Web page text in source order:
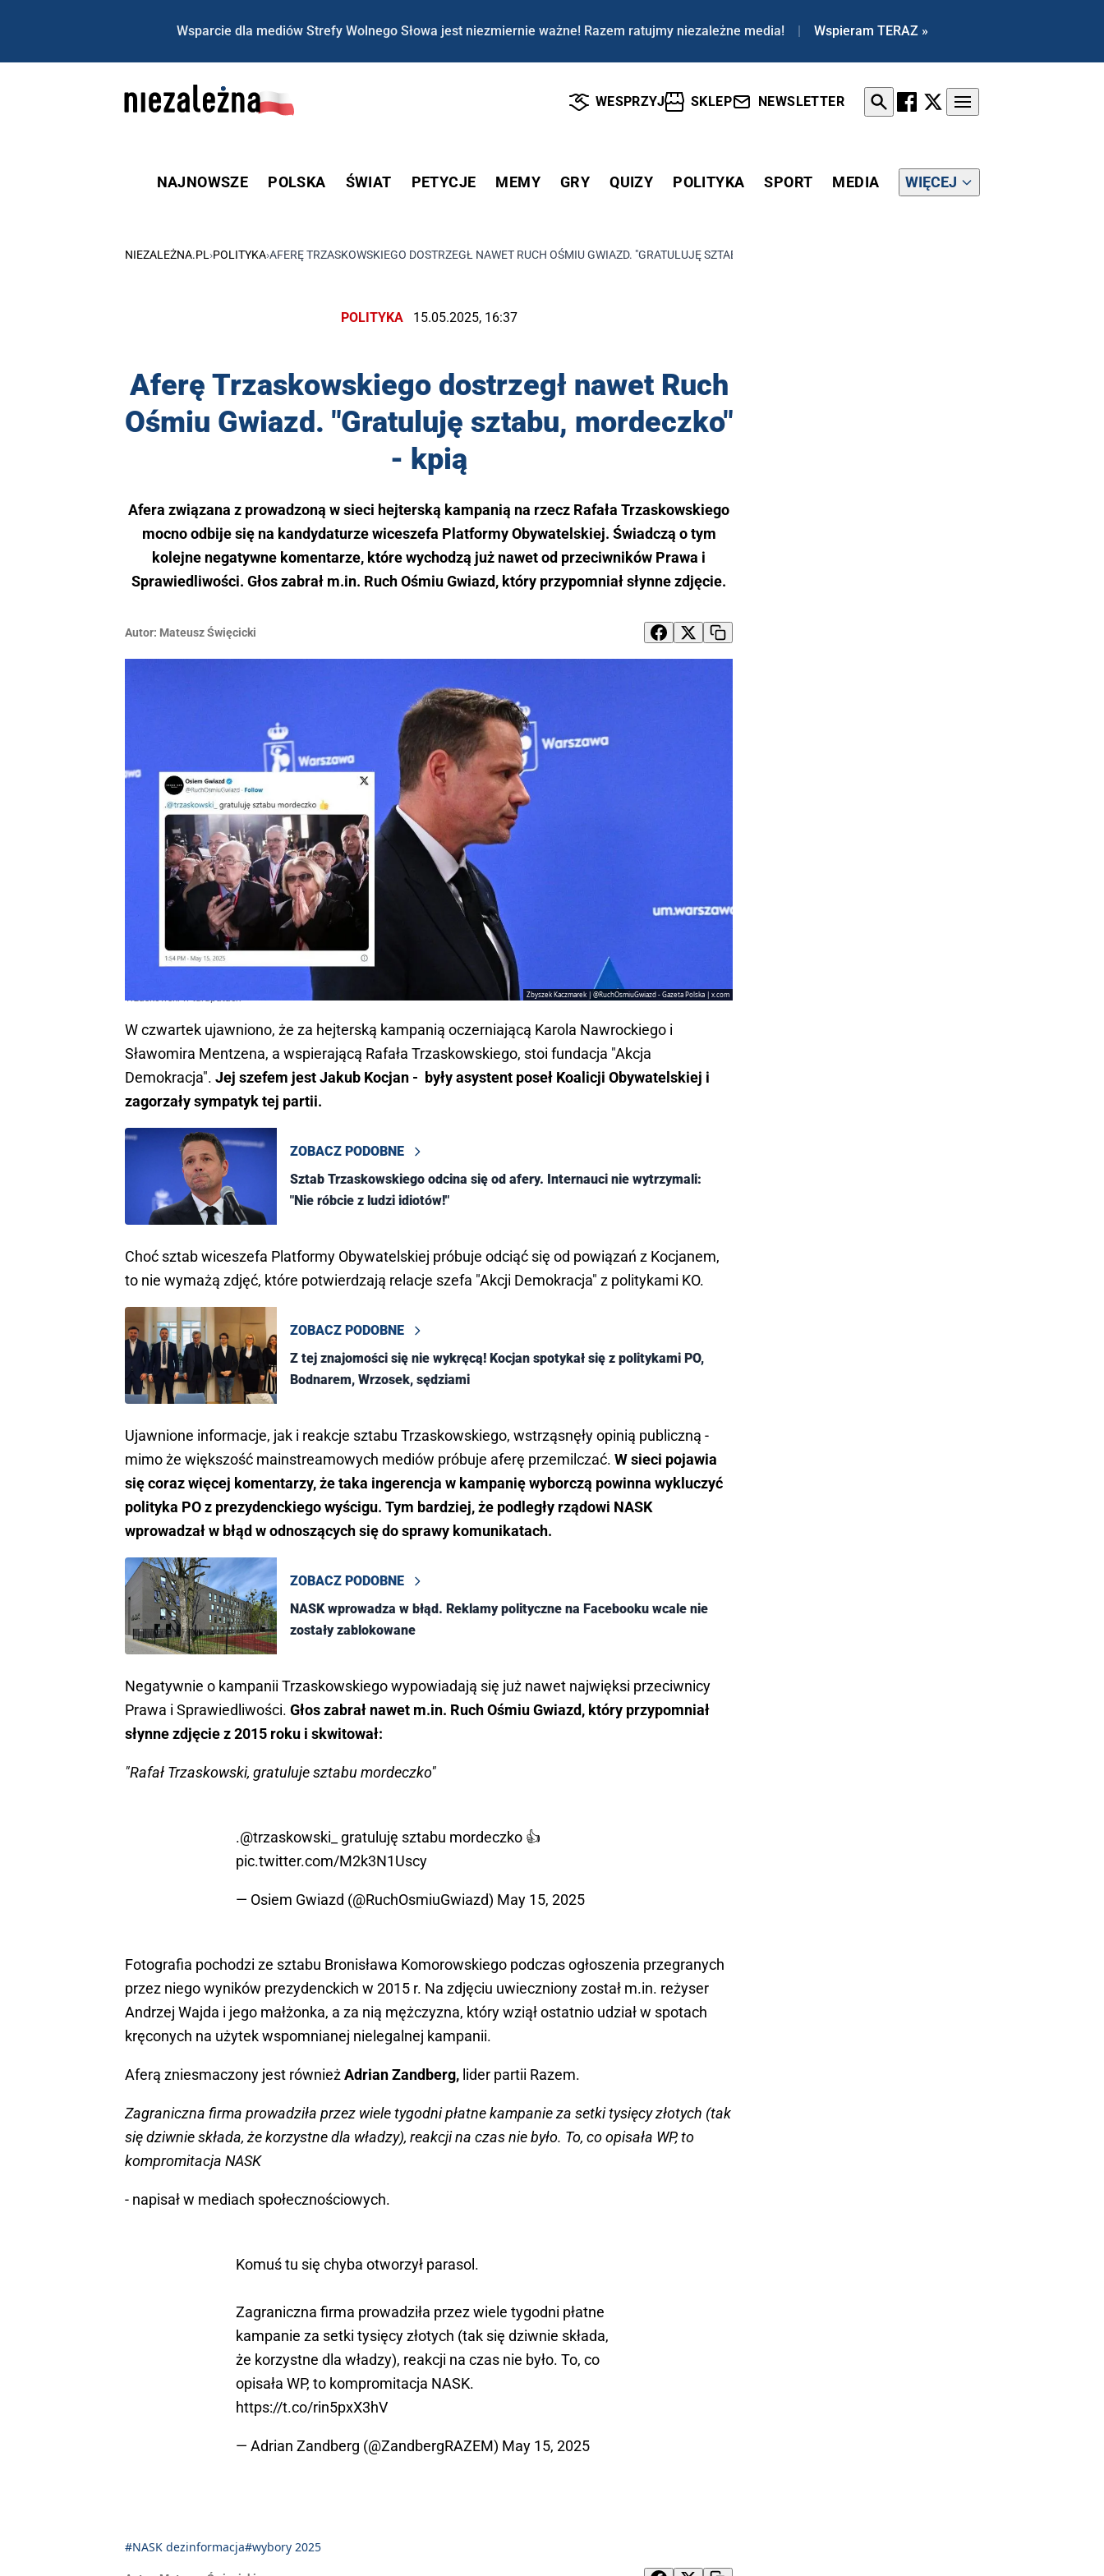
Wsparcie dla mediów Strefy Wolnego Słowa jest niezmiernie ważne! Razem ratujmy niezależne media! | Wspieram TERAZ »
WESPRZYJ SKLEP NEWSLETTER
NAJNOWSZE POLSKA ŚWIAT PETYCJE MEMY GRY QUIZY POLITYKA SPORT MEDIA WIĘCEJ
NIEZALEŻNA.PL ›POLITYKA›AFERĘ TRZASKOWSKIEGO DOSTRZEGŁ NAWET RUCH OŚMIU GWIAZD. "GRATULUJĘ SZTABU, MORDECZKO" - KPIĄ
POLITYKA 15.05.2025, 16:37
Aferę Trzaskowskiego dostrzegł nawet Ruch
Ośmiu Gwiazd. "Gratuluję sztabu, mordeczko"
- kpią
Afera związana z prowadzoną w sieci hejterską kampanią na rzecz Rafała Trzaskowskiego
mocno odbije się na kandydaturze wiceszefa Platformy Obywatelskiej. Świadczą o tym
kolejne negatywne komentarze, które wychodzą już nawet od przeciwników Prawa i
Sprawiedliwości. Głos zabrał m.in. Ruch Ośmiu Gwiazd, który przypomniał słynne zdjęcie.
Autor: Mateusz Święcicki
Zbyszek Kaczmarek | @RuchOsmiuGwiazd - Gazeta Polska | x.com
Trzaskowski w tarapatach
W czwartek ujawniono, że za hejterską kampanią oczerniającą Karola Nawrockiego i
Sławomira Mentzena, a wspierającą Rafała Trzaskowskiego, stoi fundacja "Akcja
Demokracja". Jej szefem jest Jakub Kocjan - były asystent poseł Koalicji Obywatelskiej i
zagorzały sympatyk tej partii.
ZOBACZ PODOBNE
Sztab Trzaskowskiego odcina się od afery. Internauci nie wytrzymali:
"Nie róbcie z ludzi idiotów!"
Choć sztab wiceszefa Platformy Obywatelskiej próbuje odciąć się od powiązań z Kocjanem,
to nie wymażą zdjęć, które potwierdzają relacje szefa "Akcji Demokracja" z politykami KO.
ZOBACZ PODOBNE
Z tej znajomości się nie wykręcą! Kocjan spotykał się z politykami PO,
Bodnarem, Wrzosek, sędziami
Ujawnione informacje, jak i reakcje sztabu Trzaskowskiego, wstrząsnęły opinią publiczną -
mimo że większość mainstreamowych mediów próbuje aferę przemilczać. W sieci pojawia
się coraz więcej komentarzy, że taka ingerencja w kampanię wyborczą powinna wykluczyć
polityka PO z prezydenckiego wyścigu. Tym bardziej, że podległy rządowi NASK
wprowadzał w błąd w odnoszących się do sprawy komunikatach.
ZOBACZ PODOBNE
NASK wprowadza w błąd. Reklamy polityczne na Facebooku wcale nie
zostały zablokowane
Negatywnie o kampanii Trzaskowskiego wypowiadają się już nawet najwięksi przeciwnicy
Prawa i Sprawiedliwości. Głos zabrał nawet m.in. Ruch Ośmiu Gwiazd, który przypomniał
słynne zdjęcie z 2015 roku i skwitował:
"Rafał Trzaskowski, gratuluje sztabu mordeczko"
.@trzaskowski_
gratuluję sztabu mordeczko 👍
pic.twitter.com/M2k3N1Uscy
— Osiem Gwiazd (@RuchOsmiuGwiazd) May 15, 2025
Fotografia pochodzi ze sztabu Bronisława Komorowskiego podczas ogłoszenia przegranych
przez niego wyników prezydenckich w 2015 r. Na zdjęciu uwieczniony został m.in. reżyser
Andrzej Wajda i jego małżonka, a za nią mężczyzna, który wziął ostatnio udział w spotach
kręconych na użytek wspomnianej nielegalnej kampanii.
Aferą zniesmaczony jest równieżAdrian Zandberg, lider partii Razem.
Zagraniczna firma prowadziła przez wiele tygodni płatne kampanie za setki tysięcy złotych (tak
się dziwnie składa, że korzystne dla władzy), reakcji na czas nie było. To, co opisała WP, to
kompromitacja NASK
- napisał w mediach społecznościowych.
Komuś tu się chyba otworzył parasol.
Zagraniczna firma prowadziła przez wiele tygodni płatne
kampanie za setki tysięcy złotych (tak się dziwnie składa,
że korzystne dla władzy), reakcji na czas nie było. To, co
opisała WP, to kompromitacja NASK.
https://t.co/rin5pxX3hV
— Adrian Zandberg (@ZandbergRAZEM) May 15, 2025
#NASK dezinformacja#wybory 2025